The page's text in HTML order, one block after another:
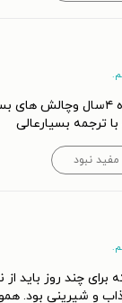
داستان پدربزرگ ونوه ۴سال
با ترجمه بسیارعالی
مفید نبود
که برای چند روز
و شیرینی بود.